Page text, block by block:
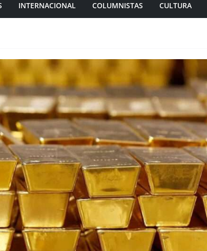
INTERNACIONAL COLUMNISTAS CULTURA